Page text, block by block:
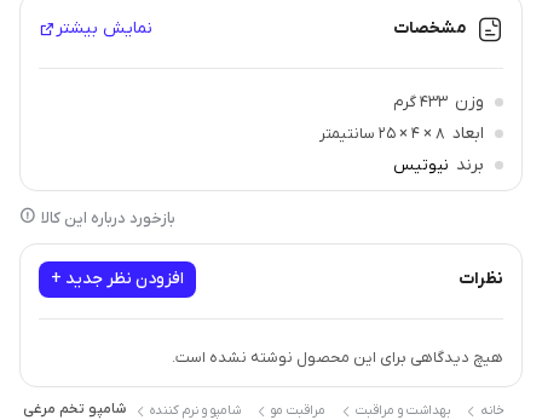
مشخصات نمایش بیشتر
وزن 433 گرم
ابعاد 8 × 4 × 25 سانتیمتر
برند نیوتیس
بازخورد درباره این کالا
نظرات افزودن نظر جدید +
هیچ دیدگاهی برای این محصول نوشته نشده است.
خانه بهداشت و مراقبت مراقبت مو شامپو و نرم کننده شامپو تخم مرغی